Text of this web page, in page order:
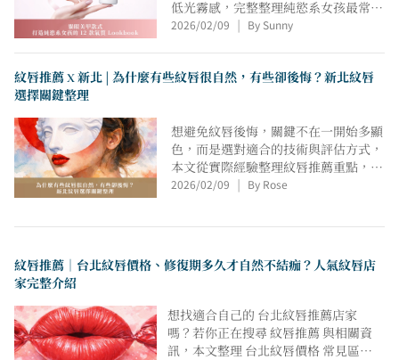
低光霧感，完整整理純慾系女孩最常搜
尋、也最耐看的貓眼光療風格。無論偏
己的 貓眼美甲靈感；貓眼美甲的魅
任何場合都自然好看、越看越耐看。
2026/02/09 By Sunny
紋唇推薦 X 新北 | 為什麼有些紋唇很自然，有些卻後悔？新北紋唇
選擇關鍵整理
想避免紋唇後悔，關鍵不在一開始多顯
色，而是選對適合的技術與評估方式，
本文從實際經驗整理紋唇推薦重點，解
析修復期差異、留色表現與價格考量，
斷。
2026/02/09 By Rose
紋唇推薦｜台北紋唇價格、修復期多久才自然不結痂？人氣紋唇店
家完整介紹
想找適合自己的 台北紋唇推薦店家
嗎？若你正在搜尋 紋唇推薦 與相關資
訊，本文整理 台北紋唇價格 常見區